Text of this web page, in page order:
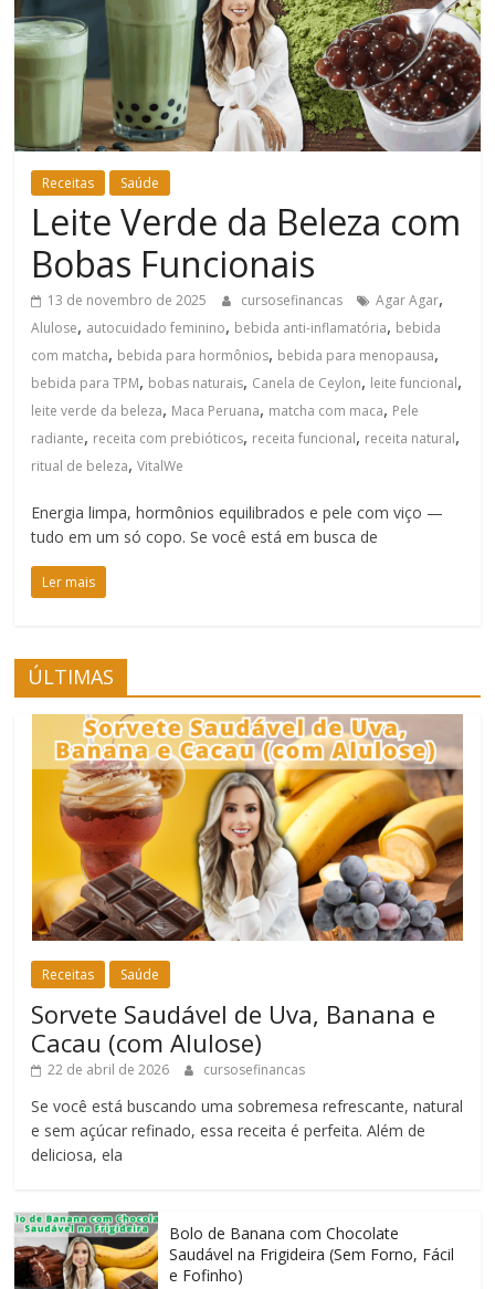
Estar
Receitas Saúde
Leite Verde da Beleza com
Bobas Funcionais
13 de novembro de 2025 cursosefinancas Agar Agar,
Alulose, autocuidado feminino, bebida anti-inflamatória, bebida
com matcha, bebida para hormônios, bebida para menopausa,
bebida para TPM, bobas naturais, Canela de Ceylon, leite funcional,
leite verde da beleza, Maca Peruana, matcha com maca, Pele
radiante, receita com prebióticos, receita funcional, receita natural,
ritual de beleza,VitalWe
Energia limpa, hormônios equilibrados e pele com viço —
tudo em um só copo. Se você está em busca de
Ler mais
ÚLTIMAS
Receitas Saúde
Sorvete Saudável de Uva, Banana e
Cacau (com Alulose)
22 de abril de 2026 cursosefinancas
Se você está buscando uma sobremesa refrescante, natural
e sem açúcar refinado, essa receita é perfeita. Além de
deliciosa, ela
Bolo de Banana com Chocolate
Saudável na Frigideira (Sem Forno, Fácil
e Fofinho)